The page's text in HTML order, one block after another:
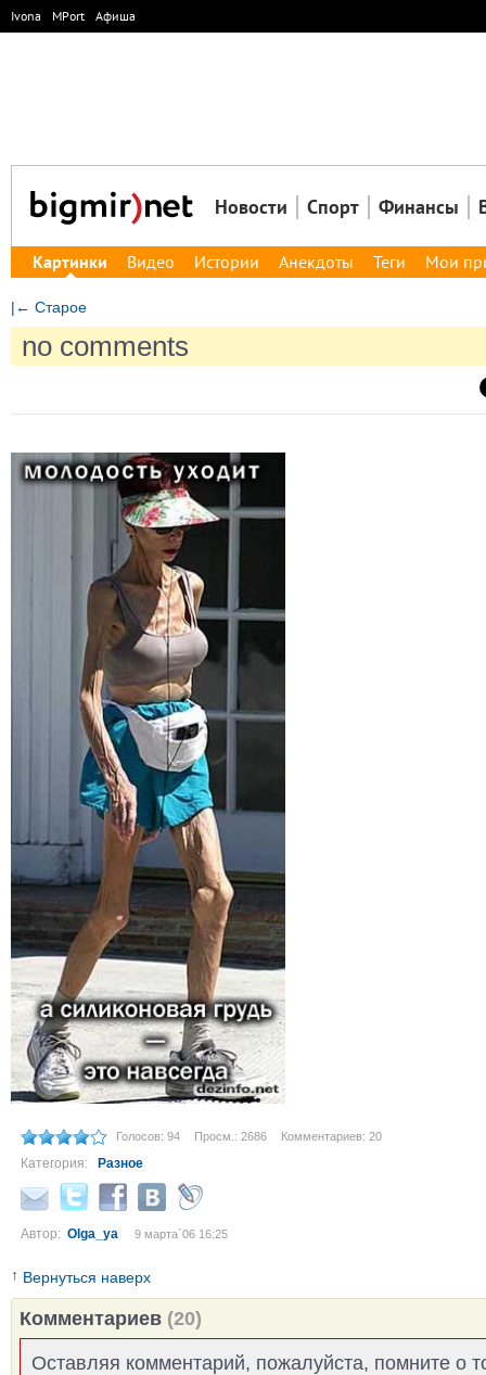
Ivona MPort Афиша
Новости Спорт Финансы
Картинки Видео Истории Анекдоты Теги Мои
|← Старое
no comments
Голосов: 94 Просм.: 2686 Комментариев: 20
Категория: Разное
Автор: Olga_ya 9 марта´06 16:25
↑ Вернуться наверх
Комментариев (20)
Оставляя комментарий, пожалуйста, помните о